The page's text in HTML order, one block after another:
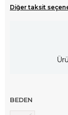
Diğer taksit
BEDEN